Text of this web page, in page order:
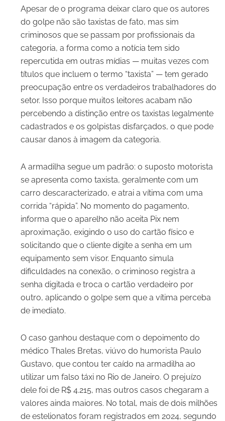
Apesar de o programa deixar claro que os autores
do golpe não são taxistas de fato, mas sim
criminosos que se passam por profissionais da
categoria, a forma como a notícia tem sido
repercutida em outras mídias — muitas vezes com
títulos que incluem o termo “taxista” — tem gerado
preocupação entre os verdadeiros trabalhadores do
setor. Isso porque muitos leitores acabam não
percebendo a distinção entre os taxistas legalmente
cadastrados e os golpistas disfarçados, o que pode
causar danos à imagem da categoria.
A armadilha segue um padrão: o suposto motorista
se apresenta como taxista, geralmente com um
carro descaracterizado, e atrai a vítima com uma
corrida “rápida”. No momento do pagamento,
informa que o aparelho não aceita Pix nem
aproximação, exigindo o uso do cartão físico e
solicitando que o cliente digite a senha em um
equipamento sem visor. Enquanto simula
dificuldades na conexão, o criminoso registra a
senha digitada e troca o cartão verdadeiro por
outro, aplicando o golpe sem que a vítima perceba
de imediato.
O caso ganhou destaque com o depoimento do
médico Thales Bretas, viúvo do humorista Paulo
Gustavo, que contou ter caído na armadilha ao
utilizar um falso táxi no Rio de Janeiro. O prejuízo
dele foi de R$ 4.215, mas outros casos chegaram a
valores ainda maiores. No total, mais de dois milhões
de estelionatos foram registrados em 2024, segundo